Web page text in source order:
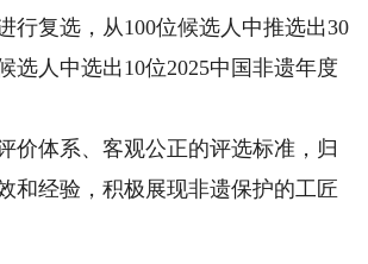
行复选，从100位候选人中推选出30
选人中选出10位2025中国非遗年度
体系、客观公正的评选标准，归
和经验，积极展现非遗保护的工匠